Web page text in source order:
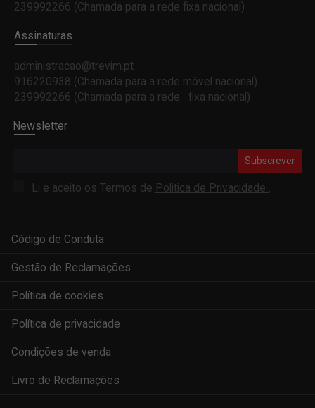
239992266 (Chamada para a rede fixa nacional)
Assinaturas
administracao@trevim.pt
916220938 (Chamada para a rede móvel nacional)
239992266 (Chamada para a rede fixa nacional)
Newsletter
Subscrever
Li e aceito os Termos de Politica de Privacidade .
Código de Conduta
Gestão de Reclamações
Política de cookies
Política de privacidade
Condições de venda
Livro de Reclamações